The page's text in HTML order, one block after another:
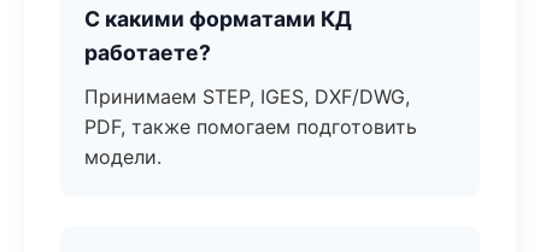
С какими форматами КД
работаете?
Принимаем STEP, IGES, DXF/DWG,
PDF, также помогаем подготовить
модели.